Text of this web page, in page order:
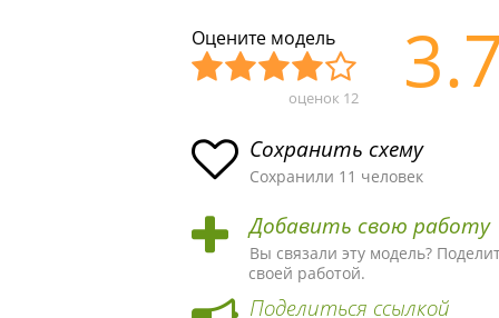
Оцените модель
асн
ая
ма
пло
хая
ма
ыч
ная
ма
Хор
ая
ма
Отл
ая
ма!
оценок 12
Сохранить схему
Сохранили 11 человек
Добавить свою работу
Вы связали эту модель?
своей работой.
Поделиться ссылкой